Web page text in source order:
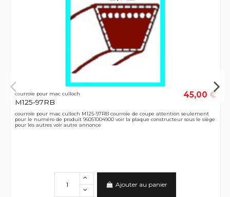
courroie pour mac culloch
M125-97RB
45,00 €
courroie pour mac culloch M125-97RB courroie de coupe attention seulement
pour le numéro de produit 96051004900 voir la plaque constructeur sous le siège
pour les autres voir autre annonce
Ajouter au panier